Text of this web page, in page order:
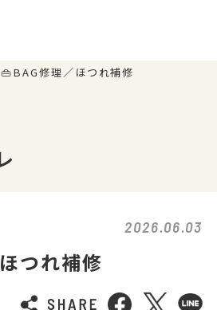
👜BAG修理／ほつれ補修
2026.06.03
つれ補修